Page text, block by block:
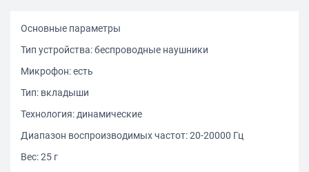
Основные параметры
Тип устройства: беспроводные наушники
Микрофон: есть
Тип: вкладыши
Технология: динамические
Диапазон воспроизводимых частот: 20-20000 Гц
Вес: 25 г